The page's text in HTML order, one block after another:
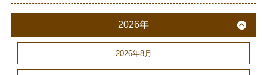
2026年
2026年8月